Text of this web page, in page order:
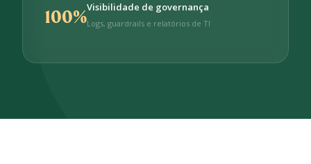
100%Visibilidade de governança
Logs, guardrails e relatórios de TI